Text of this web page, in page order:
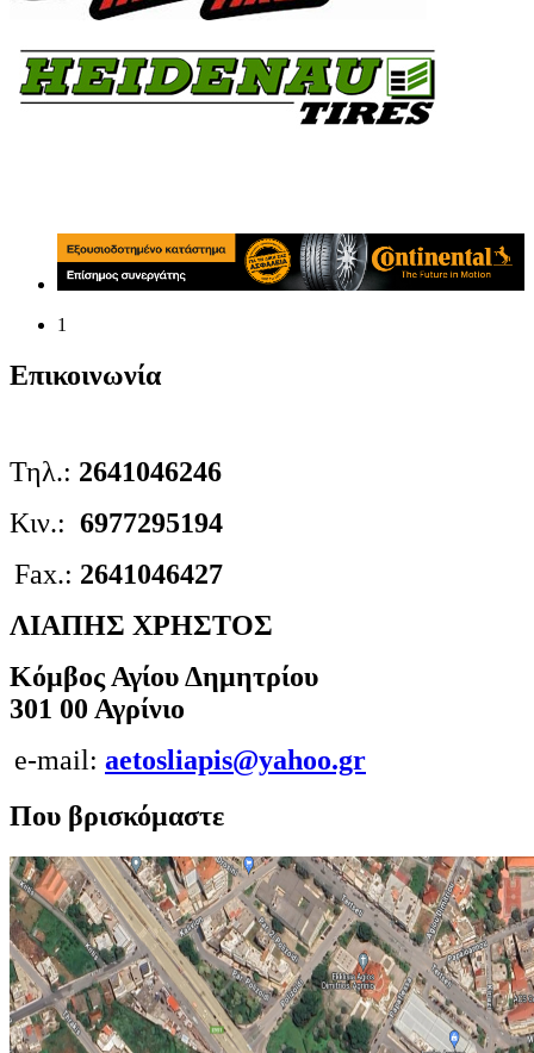
1
Επικοινωνία
Τηλ.: 2641046246
Κιν.: 6977295194
Fax.: 2641046427
ΛΙΑΠΗΣ ΧΡΗΣΤΟΣ
Κόμβος Αγίου Δημητρίου
301 00 Αγρίνιο
e-mail: aetosliapis@yahoo.gr
Που βρισκόμαστε